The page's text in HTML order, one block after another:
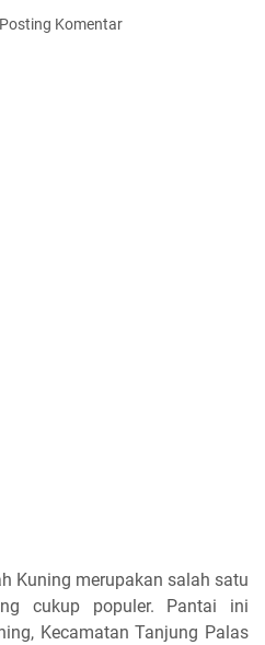
Posting Komentar
Kuning merupakan salah satu
cukup populer. Pantai ini
Kecamatan Tanjung Palas